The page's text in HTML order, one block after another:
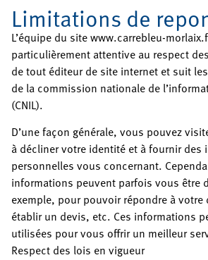
Limitations de
L’équipe du site www.carrebleu-
particulièrement attentive au respect
de tout éditeur de site internet et suit
de la commission nationale de
(CNIL).
D’une façon générale, vous pouvez
à décliner votre identité et à fournir des
personnelles vous concernant.
informations peuvent parfois vous être
exemple, pour pouvoir répondre à votre
établir un devis, etc. Ces informations
utilisées pour vous offrir un meilleur
Respect des lois en vigueur